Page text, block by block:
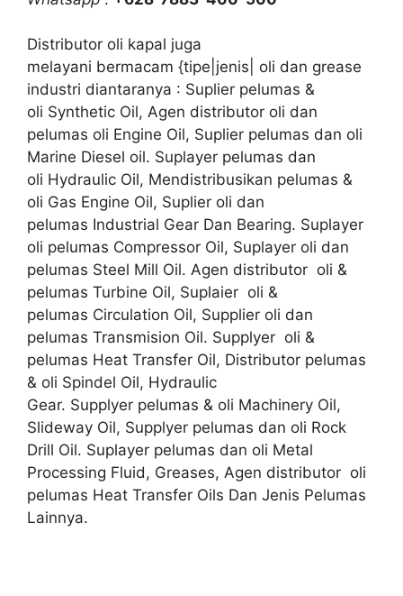
Distributor oli kapal juga
melayani bermacam {tipe|jenis| oli dan grease
industri diantaranya : Suplier pelumas &
oli Synthetic Oil, Agen distributor oli dan
pelumas oli Engine Oil, Suplier pelumas dan oli
Marine Diesel oil. Suplayer pelumas dan
oli Hydraulic Oil, Mendistribusikan pelumas &
oli Gas Engine Oil, Suplier oli dan
pelumas Industrial Gear Dan Bearing. Suplayer
oli pelumas Compressor Oil, Suplayer oli dan
pelumas Steel Mill Oil. Agen distributor oli &
pelumas Turbine Oil, Suplaier oli &
pelumas Circulation Oil, Supplier oli dan
pelumas Transmision Oil. Supplyer oli &
pelumas Heat Transfer Oil, Distributor pelumas
& oli Spindel Oil, Hydraulic
Gear. Supplyer pelumas & oli Machinery Oil,
Slideway Oil, Supplyer pelumas dan oli Rock
Drill Oil. Suplayer pelumas dan oli Metal
Processing Fluid, Greases, Agen distributor oli
pelumas Heat Transfer Oils Dan Jenis Pelumas
Lainnya.